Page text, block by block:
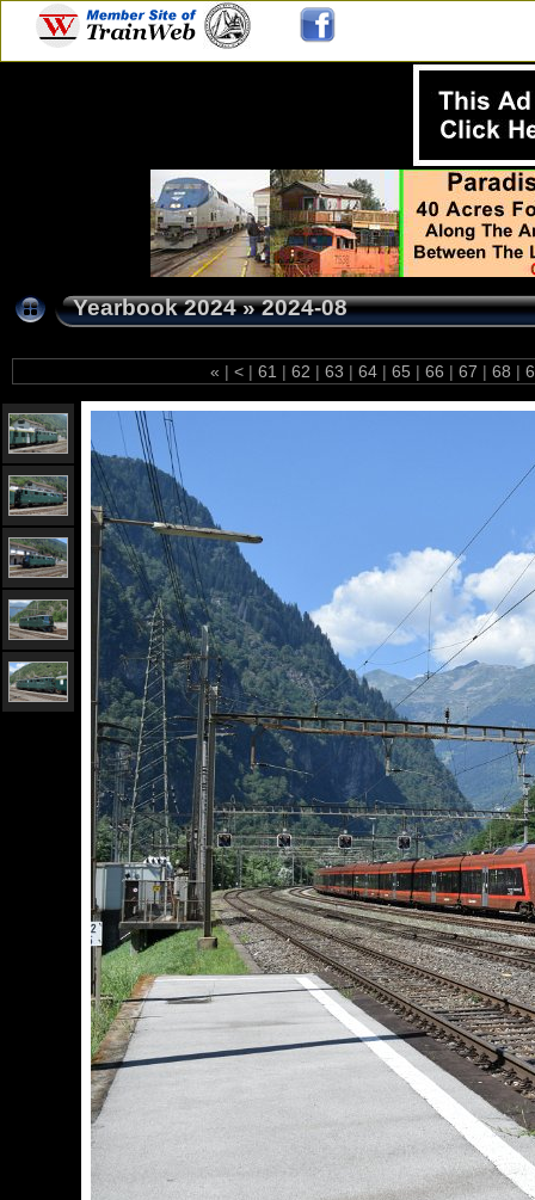
Yearbook 2024»2024-08
« | < | 61 | 62 | 63 | 64 | 65 | 66 | 67 | 68 |